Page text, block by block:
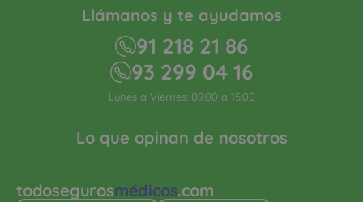
todosegurosmédicos.com
Lo que opinan de nosotros
Llámanos y te ayudamos
91 218 21 86
93 299 04 16
Lunes a Viernes: 09:00 a 15:00